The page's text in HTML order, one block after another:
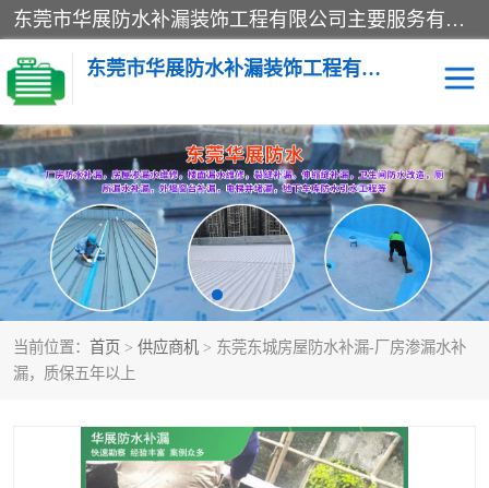
东莞市华展防水补漏装饰工程有限公司主要服务有：东莞防水补漏，东莞厂房防水补漏，东莞房屋渗漏水维修，楼面漏水维修，裂缝补漏，伸缩缝补漏，卫生间防水改造，厕所漏水补漏，外墙窗台补漏，电梯井堵漏，地下车库防水引水工程等
东莞市华展防水补漏装饰工程有限公司
当前位置： 首页 > 供应商机 > 东莞东城房屋防水补漏-厂房渗漏水补
漏，质保五年以上
楼面防水补漏 外墙防水补漏
阳台卫生间防水补漏 地下室防水补漏
金属房搭建及补漏